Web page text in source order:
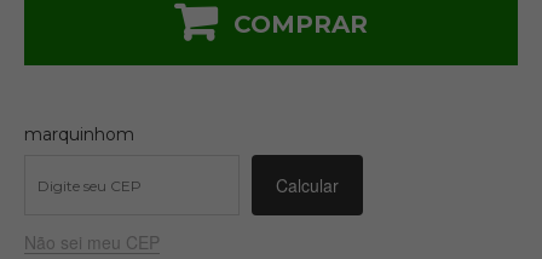
COMPRAR
marquinhom
Não sei meu CEP